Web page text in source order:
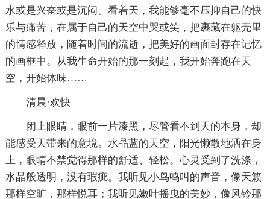
水或是兴奋或是沉闷。看着天，我能够毫不压抑自己的快
乐与痛苦，在属于自己的天空中哭或笑，把裹藏在躯壳里
的情感释放，随着时间的流逝，把美好的画面封存在记忆
的画框中。从我生命开始的那一刻起，我开始奔跑在天
空，开始体味……
清晨·欢快
闭上眼睛，眼前一片漆黑，尽管看不到天的本身，却
能感受天带来的意境。水晶蓝的天空，阳光懒散地洒在身
上，眼睛不禁觉得那样的舒适、轻松。心灵受到了洗涤，
水晶般透明，没有瑕疵。我听见小鸟鸣叫的声音，像天籁
那样空旷，那样悦耳；我听见嫩叶摇曳的美妙，像风铃那